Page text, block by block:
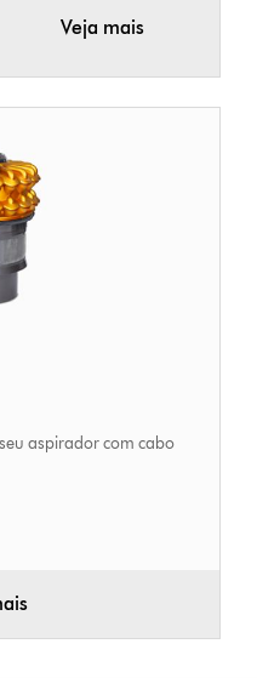
Veja mais
aspirador com cabo